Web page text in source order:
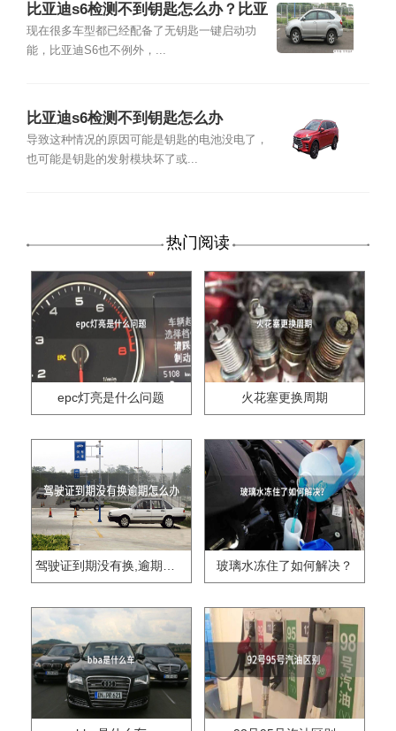
比亚迪s6检测不到钥匙怎么办？比亚
迪s6应急钥匙插口
现在很多车型都已经配备了无钥匙一键启动功
能，比亚迪S6也不例外，...
比亚迪s6检测不到钥匙怎么办
导致这种情况的原因可能是钥匙的电池没电了，
也可能是钥匙的发射模块坏了或...
热门阅读
epc灯亮是什么问题 火花塞更换周期
驾驶证到期没有换,逾期怎么办?? 玻璃水冻住了如何解决？